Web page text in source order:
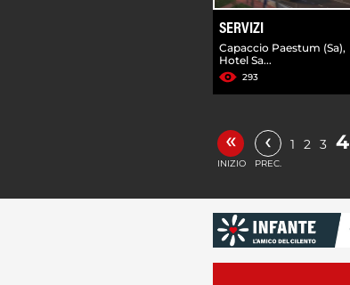
SERVIZI
Capaccio Paestum (Sa),
Hotel Sa...
293
«
INIZIO
‹
PREC.
1 2 3 4